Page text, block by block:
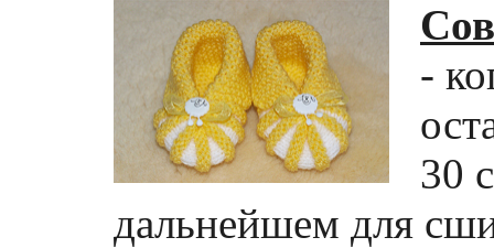
-
30
дальнейшем для